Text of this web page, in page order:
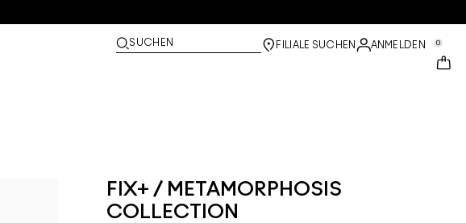
SUCHEN FILIALE SUCHEN ANMELDEN 0
FIX+ / METAMORPHOSIS
COLLECTION